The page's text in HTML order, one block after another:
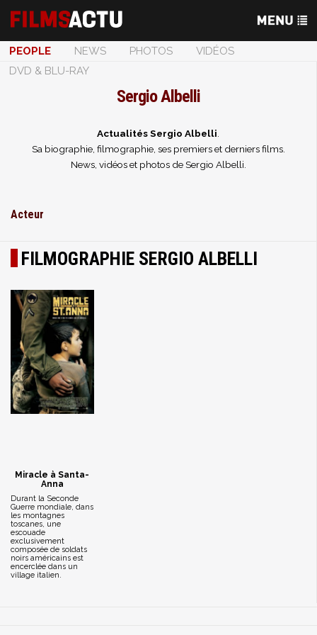
PEOPLE NEWS PHOTOS
VIDÉOS
DVD & BLU-RAY
Sergio Albelli
Actualités Sergio Albelli
Sa biographie, filmographie, ses premiers et derniers films.
News, vidéos et photos de Sergio Albelli.
Acteur
FILMOGRAPHIE SERGIO ALBELLI
Miracle à Santa-
Anna
Durant la Seconde
Guerre mondiale, dans
les montagnes
toscanes, une
escouade
exclusivement
composée de soldats
noirs américains est
encerclée dans un
village italien.